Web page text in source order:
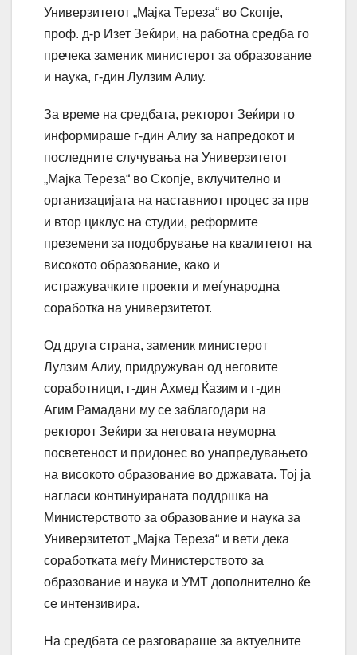
Универзитетот „Мајка Тереза“ во Скопје,
проф. д-р Изет Зеќири, на работна средба го
пречека заменик министерот за образование
и наука, г-дин Лулзим Алиу.
За време на средбата, ректорот Зеќири го
информираше г-дин Алиу за напредокот и
последните случувања на Универзитетот
„Мајка Тереза“ во Скопје, вклучително и
организацијата на наставниот процес за прв
и втор циклус на студии, реформите
преземени за подобрување на квалитетот на
високото образование, како и
истражувачките проекти и меѓународна
соработка на универзитетот.
Од друга страна, заменик министерот
Лулзим Алиу, придружуван од неговите
соработници, г-дин Ахмед Ќазим и г-дин
Агим Рамадани му се заблагодари на
ректорот Зеќири за неговата неуморна
посветеност и придонес во унапредувањето
на високото образование во државата. Тој ја
нагласи континуираната поддршка на
Министерството за образование и наука за
Универзитетот „Мајка Тереза“ и вети дека
соработката меѓу Министерството за
образование и наука и УМТ дополнително ќе
се интензивира.
На средбата се разговараше за актуелните